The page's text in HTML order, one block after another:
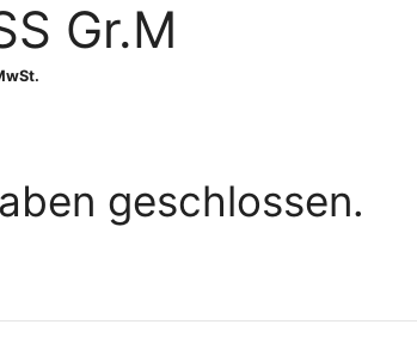
Gr.M
geschlossen.